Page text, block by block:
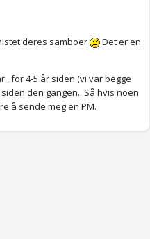
deres samboer
Det er en
, for 4-5 år siden (vi var begge
den gangen.. Så hvis noen
å sende meg en PM.